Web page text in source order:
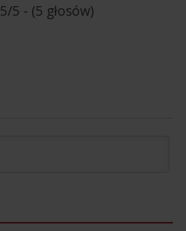
5/5 - (5 głosów)